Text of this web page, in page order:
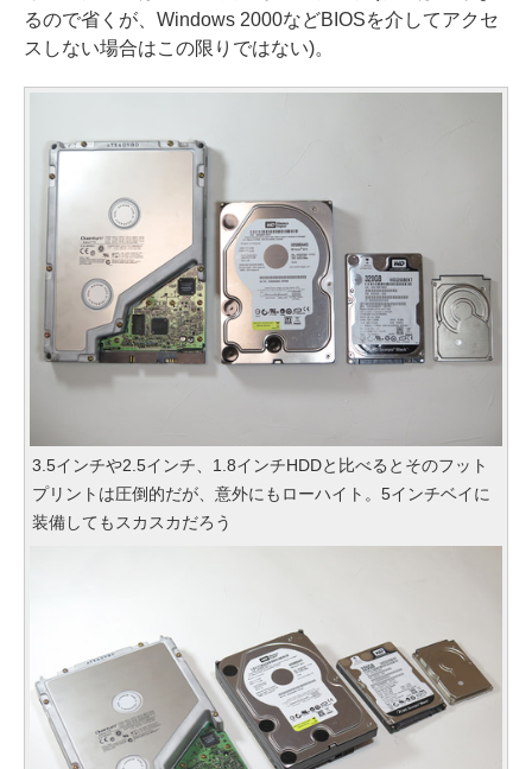
るので省くが、Windows 2000などBIOSを介してアクセ
スしない場合はこの限りではない)。
3.5インチや2.5インチ、1.8インチHDDと比べるとそのフット
プリントは圧倒的だが、意外にもローハイト。5インチベイに
装備してもスカスカだろう